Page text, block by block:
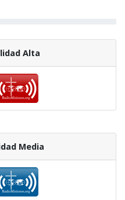
Alta
Media